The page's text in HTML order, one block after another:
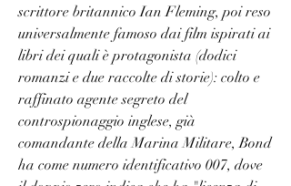
scrittore britannico Ian Fleming, poi reso
universalmente famoso dai film ispirati ai
libri dei quali è protagonista (dodici
romanzi e due raccolte di storie): colto e
raffinato agente segreto del
controspionaggio inglese, già
comandante della Marina Militare, Bond
ha come numero identificativo 007, dove